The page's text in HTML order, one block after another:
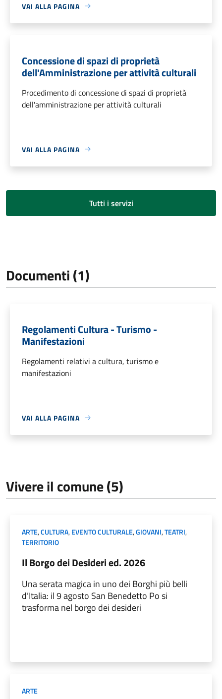
VAI ALLA PAGINA
Concessione di spazi di proprietà
dell'Amministrazione per attività culturali
Procedimento di concessione di spazi di proprietà
dell'amministrazione per attività culturali
VAI ALLA PAGINA
Tutti i servizi
Documenti (1)
Regolamenti Cultura - Turismo -
Manifestazioni
Regolamenti relativi a cultura, turismo e
manifestazioni
VAI ALLA PAGINA
Vivere il comune (5)
ARTE,CULTURA,EVENTO CULTURALE,GIOVANI,TEATRI,
TERRITORIO
Il Borgo dei Desideri ed. 2026
Una serata magica in uno dei Borghi più belli
d’Italia: il 9 agosto San Benedetto Po si
trasforma nel borgo dei desideri
ARTE